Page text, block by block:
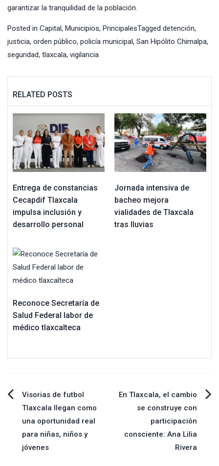
garantizar la tranquilidad de la población.
Posted in Capital, Municipios, PrincipalesTagged detención,
justicia, orden público, policía municipal, San Hipólito Chimalpa,
seguridad, tlaxcala, vigilancia
RELATED POSTS
Entrega de constancias
Cecapdif Tlaxcala
impulsa inclusión y
desarrollo personal
Jornada intensiva de
bacheo mejora
vialidades de Tlaxcala
tras lluvias
Reconoce Secretaría de
Salud Federal labor de
médico tlaxcalteca
Navegación
de
entradas
Visorias de futbol
Tlaxcala llegan como
una oportunidad real
para niñas, niños y
jóvenes
En Tlaxcala, el cambio
se construye con
participación
consciente: Ana Lilia
Rivera